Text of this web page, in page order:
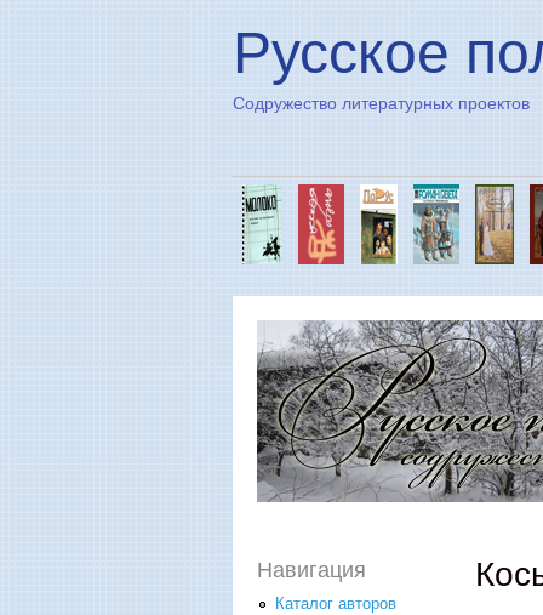
Русское
Содружество литературных проектов
Навигация
Каталог авторов